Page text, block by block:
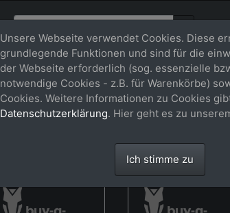
Unsere Webseite verwendet Cookies. Diese
grundlegende Funktionen und sind für die
der Webseite erforderlich (sog. essenzielle
notwendige Cookies - z.B. für Warenkörbe)
Cookies. Weitere Informationen zu Cookies
Datenschutzerklärung. Hier geht es zu
Ich stimme zu